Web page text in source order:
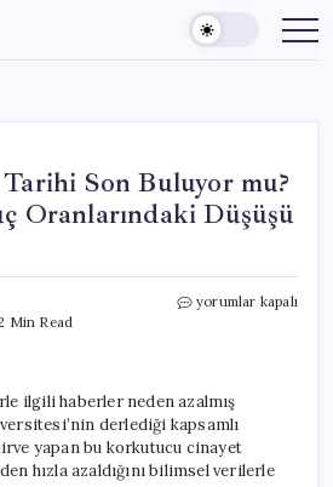
Son Buluyor mu?
Oranlarındaki Düşüşü
Min Read
Seri
mu?
İstatistikler
Suç
Oranlarındaki
yorumlar kapalı
ilgili haberler neden azalmış
derlediği kapsamlı
yapan bu korkutucu cinayet
hızla azaldığını bilimsel verilerle